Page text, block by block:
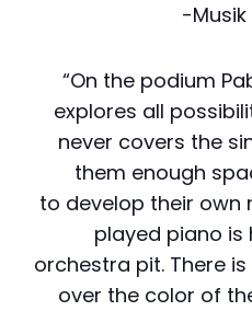
-Musik
“On the podium
explores all
never covers the
them enough
to develop their own
played piano
orchestra pit. There
over the color of